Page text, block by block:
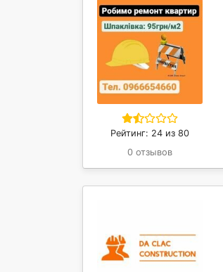
Рейтинг: 24 из 80
0 отзывов